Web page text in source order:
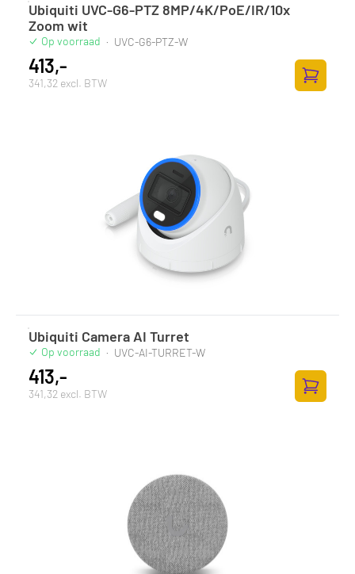
Ubiquiti UVC-G6-PTZ 8MP/4K/PoE/IR/10x
Zoom wit
Op voorraad · UVC-G6-PTZ-W
413,-
341,32 excl. BTW
Ubiquiti Camera AI Turret
Op voorraad · UVC-AI-TURRET-W
413,-
341,32 excl. BTW